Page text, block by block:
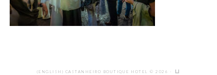
(ENGLISH) CASTANHEIRO BOUTIQUE HOTEL © 2026 ·